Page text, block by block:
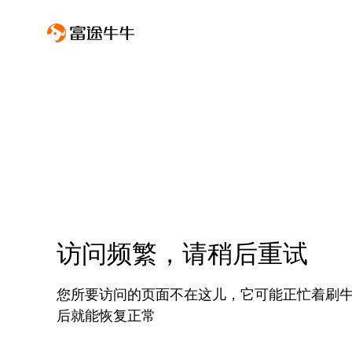
访问频繁，请稍后重试
您所要访问的页面不在这儿，它可能正忙着刷
后就能恢复正常